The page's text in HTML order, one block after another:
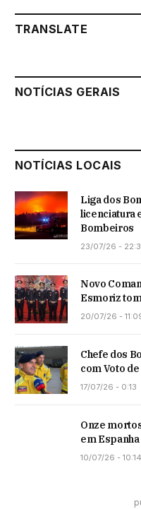
TRANSLATE
NOTÍCIAS GERAIS
NOTÍCIAS LOCAIS
Liga dos
licenciatura
Bombeiros
23/07/26 -
Novo
Esmoriz
20/07/26 -
Chefe dos
com Voto
17/07/26 - 0:13
Onze
em Espanha
10/07/26 - 10:14